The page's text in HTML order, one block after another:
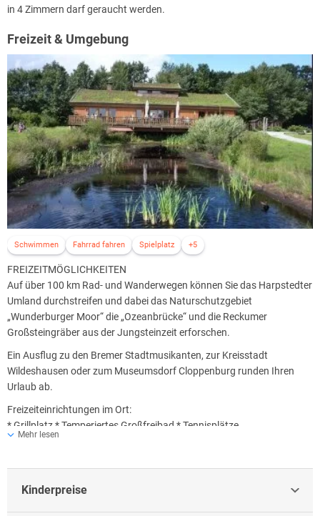
in 4 Zimmern darf geraucht werden.
Freizeit & Umgebung
Schwimmen Fahrrad fahren Spielplatz +5
FREIZEITMÖGLICHKEITEN
Auf über 100 km Rad- und Wanderwegen können Sie das Harpstedter
Umland durchstreifen und dabei das Naturschutzgebiet
„Wunderburger Moor“ die „Ozeanbrücke“ und die Reckumer
Großsteingräber aus der Jungsteinzeit erforschen.
Ein Ausflug zu den Bremer Stadtmusikanten, zur Kreisstadt
Wildeshausen oder zum Museumsdorf Cloppenburg runden Ihren
Urlaub ab.
Freizeiteinrichtungen im Ort:
* Grillplatz * Temperiertes Großfreibad * Tennisplätze
Rahmenprogramm:
Mehr lesen
Kinderpreise